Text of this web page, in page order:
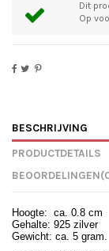
Dit
Op
BESCHRIJVING
PRODUCTDETAILS
BEOORDELINGEN
Hoogte: ca. 0.8 cm
Gehalte: 925 zilver
Gewicht: ca. 5 gram.